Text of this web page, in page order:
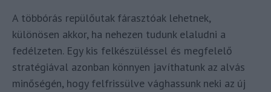
A többórás repülőutak fárasztóak lehetnek,
különösen akkor, ha nehezen tudunk elaludni a
fedélzeten. Egy kis felkészüléssel és megfelelő
stratégiával azonban könnyen javíthatunk az alvás
minőségén, hogy felfrissülve vághassunk neki az új